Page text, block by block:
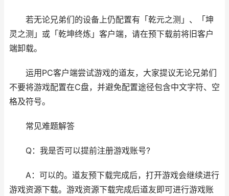
若无论兄弟们的设备上仍配置有「乾元之测」、「坤
灵之测」或「乾坤终炼」客户端，请在预下载前将旧客户
端卸载。
运用PC客户端尝试游戏的道友，大家提议无论兄弟们
不要将游戏配置在C盘，并避免配置途径包含中文字符、空
格及符号。
常见难题解答
Q：我是否可以提前注册游戏账号?
A：可以的。道友预下载完成后，打开游戏会继续进行
游戏资源下载。游戏资源下载完成后道友即可进行游戏账